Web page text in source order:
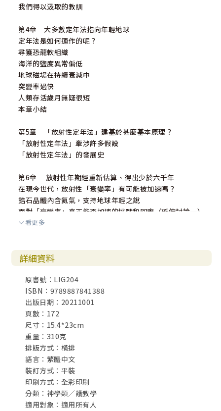
我們得以汲取的教訓
第4章 大多數定年法指向年輕地球
定年法是如何運作的呢？
尋獲恐龍軟組織
海洋的鹽度異常偏低
地球磁場在持續衰減中
突變率過快
人類存活歲月無疑很短
本章小結
第5章 「放射性定年法」建基於甚麼基本原理？
「放射性定年法」牽涉許多假設
「放射性定年法」的發展史
第6章 放射性年期經重新估算、得出少於六千年
在現今世代，放射性「衰變率」有可能被加速嗎？
鋯石晶體內含氦氣，支持地球年輕之說
面對「衰變率」真正能否加速的挑戰和回應（延伸討論一）
以相對方式來讀取現有放射性日期可行嗎？（延伸討論二）
常遭違反的主要前置假設
採用多於種定年法，結果即能彼此印證嗎？
放射性定年法必須「符合」地質學與化石層序
本章小結
第8章 「碳14定年法」又是否適用呢？
「碳14」是如何形成的？
「碳14」變回「氮14」
「碳14」只能為「年輕碳物質」定年
若超過十萬年，殘餘「碳14」已不可測
煤炭內含「碳14」
鑽石內亦蘊含「碳14」
面對世俗反對聲音的回應
「碳14」與聖經創造論模式完全配合
看更多
詳細資料
原書號：LIG204
ISBN：9789887841388
出版日期：20211001
頁數：172
尺寸：15.4*23cm
重量：310克
排版方式：橫排
語言：繁體中文
裝訂方式：平裝
印刷方式：全彩印刷
分類：神學類／護教學
適用對象：適用所有人